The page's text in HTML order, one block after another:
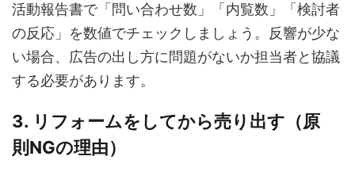
活動報告書で「問い合わせ数」「内覧数」「検討者
の反応」を数値でチェックしましょう。反響が少な
い場合、広告の出し方に問題がないか担当者と協議
する必要があります。
3. リフォームをしてから売り出す（原
則NGの理由）